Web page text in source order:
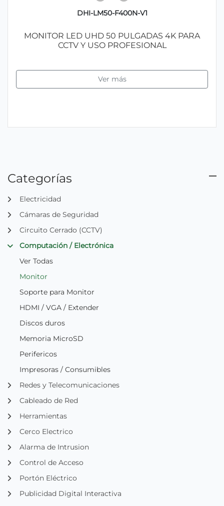
DHI-LM50-F400N-V1
MONITOR LED UHD 50 PULGADAS 4K PARA
CCTV Y USO PROFESIONAL
Ver más
Categorías
Electricidad
Cámaras de Seguridad
Circuito Cerrado (CCTV)
Computación / Electrónica
Ver Todas
Monitor
Soporte para Monitor
HDMI / VGA / Extender
Discos duros
Memoria MicroSD
Perifericos
Impresoras / Consumibles
Redes y Telecomunicaciones
Cableado de Red
Herramientas
Cerco Electrico
Alarma de Intrusion
Control de Acceso
Portón Eléctrico
Publicidad Digital Interactiva